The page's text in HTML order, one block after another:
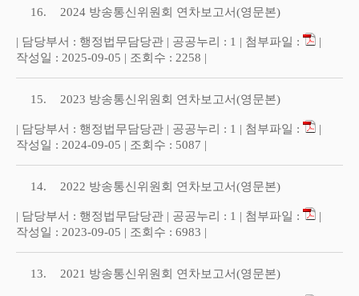
16. 2024 방송통신위원회 연차보고서(영문본)
| 담당부서 : 행정법무담당관 | 공공누리 : 1 | 첨부파일 :
|
작성일 : 2025-09-05 | 조회수 : 2258 |
15. 2023 방송통신위원회 연차보고서(영문본)
| 담당부서 : 행정법무담당관 | 공공누리 : 1 | 첨부파일 :
|
작성일 : 2024-09-05 | 조회수 : 5087 |
14. 2022 방송통신위원회 연차보고서(영문본)
| 담당부서 : 행정법무담당관 | 공공누리 : 1 | 첨부파일 :
|
작성일 : 2023-09-05 | 조회수 : 6983 |
13. 2021 방송통신위원회 연차보고서(영문본)